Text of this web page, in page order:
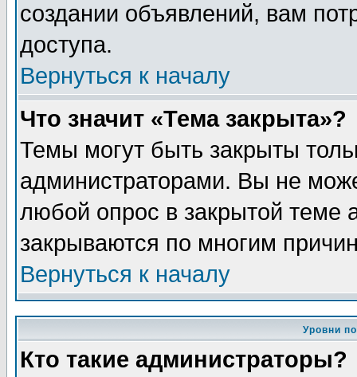
создании объявлений, вам
доступа.
Вернуться к началу
Что значит «Тема закрыта»?
Темы могут быть закрыты
администраторами. Вы не
любой опрос в закрытой теме
закрываются по многим
Вернуться к началу
Уровни
Кто такие администраторы?